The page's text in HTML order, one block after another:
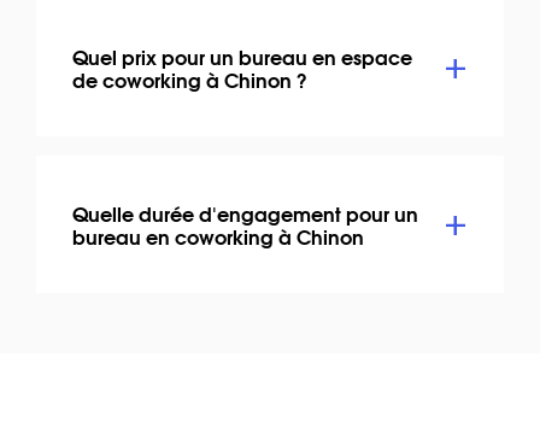
Quel prix pour un bureau en espace
de coworking à Chinon ?
Quelle durée d'engagement pour un
bureau en coworking à Chinon